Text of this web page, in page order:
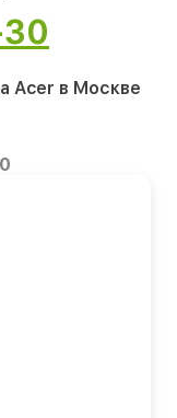
Acer в Москве